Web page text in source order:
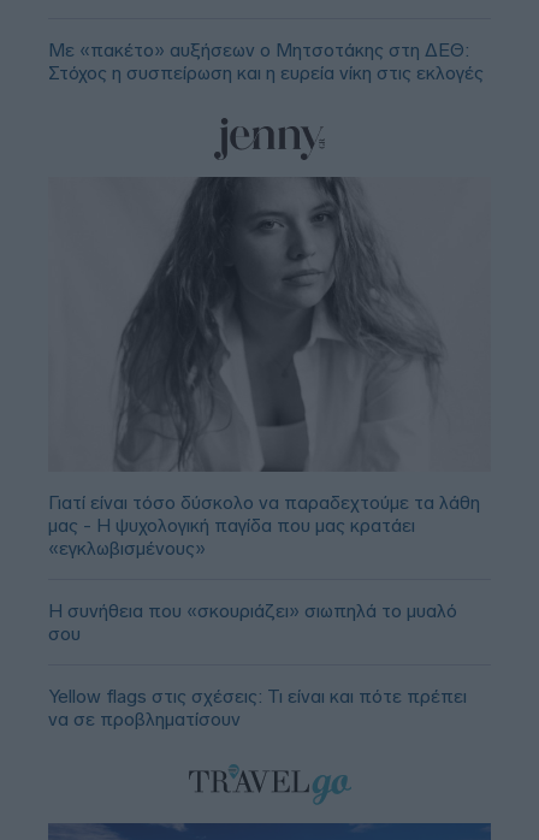
Με «πακέτο» αυξήσεων ο Μητσοτάκης στη ΔΕΘ:
Στόχος η συσπείρωση και η ευρεία νίκη στις εκλογές
Γιατί είναι τόσο δύσκολο να παραδεχτούμε τα λάθη
μας - Η ψυχολογική παγίδα που μας κρατάει
«εγκλωβισμένους»
Η συνήθεια που «σκουριάζει» σιωπηλά το μυαλό
σου
Yellow flags στις σχέσεις: Τι είναι και πότε πρέπει
να σε προβληματίσουν